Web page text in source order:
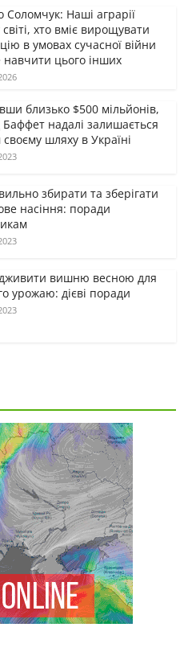
Соломчук: Наші аграрії
світі, хто вміє вирощувати
в умовах сучасної війни
цього інших
близько $500 мільйонів,
Баффет надалі залишається
шляху в Україні
збирати та зберігати
насіння: поради
вишню весною для
урожаю: дієві поради